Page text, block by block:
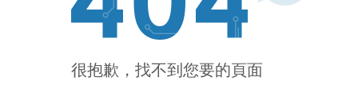
很抱歉，找不到您要的頁面